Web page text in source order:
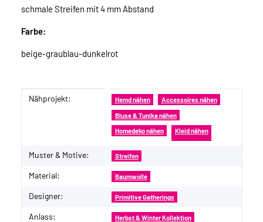
schmale Streifen mit 4 mm Abstand
Farbe:
beige-graublau-dunkelrot
Produkteigenschaft
Wert
Nähprojekt: Hemd nähen Accessoires nähen
Bluse & Tunika nähen
Homedeko nähen Kleid nähen
Muster & Motive: Streifen
Material: Baumwolle
Designer: Primitive Gatherings
Anlass: Herbst & Winter Kollektion